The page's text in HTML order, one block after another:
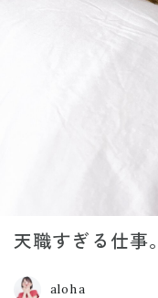
天職すぎる仕事。
aloha